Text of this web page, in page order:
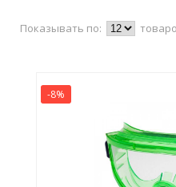
Показывать по:
-8%